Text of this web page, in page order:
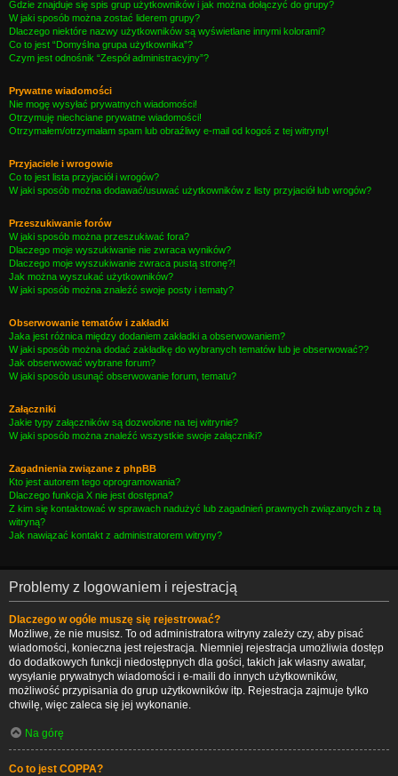
Gdzie znajduje się spis grup użytkowników i jak można dołączyć do grupy?
W jaki sposób można zostać liderem grupy?
Dlaczego niektóre nazwy użytkowników są wyświetlane innymi kolorami?
Co to jest “Domyślna grupa użytkownika”?
Czym jest odnośnik “Zespół administracyjny”?
Prywatne wiadomości
Nie mogę wysyłać prywatnych wiadomości!
Otrzymuję niechciane prywatne wiadomości!
Otrzymałem/otrzymałam spam lub obraźliwy e-mail od kogoś z tej witryny!
Przyjaciele i wrogowie
Co to jest lista przyjaciół i wrogów?
W jaki sposób można dodawać/usuwać użytkowników z listy przyjaciół lub wrogów?
Przeszukiwanie forów
W jaki sposób można przeszukiwać fora?
Dlaczego moje wyszukiwanie nie zwraca wyników?
Dlaczego moje wyszukiwanie zwraca pustą stronę?!
Jak można wyszukać użytkowników?
W jaki sposób można znaleźć swoje posty i tematy?
Obserwowanie tematów i zakładki
Jaka jest różnica między dodaniem zakładki a obserwowaniem?
W jaki sposób można dodać zakładkę do wybranych tematów lub je obserwować??
Jak obserwować wybrane forum?
W jaki sposób usunąć obserwowanie forum, tematu?
Załączniki
Jakie typy załączników są dozwolone na tej witrynie?
W jaki sposób można znaleźć wszystkie swoje załączniki?
Zagadnienia związane z phpBB
Kto jest autorem tego oprogramowania?
Dlaczego funkcja X nie jest dostępna?
Z kim się kontaktować w sprawach nadużyć lub zagadnień prawnych związanych z tą
witryną?
Jak nawiązać kontakt z administratorem witryny?
Problemy z logowaniem i rejestracją
Dlaczego w ogóle muszę się rejestrować?
Możliwe, że nie musisz. To od administratora witryny zależy czy, aby pisać
wiadomości, konieczna jest rejestracja. Niemniej rejestracja umożliwia dostęp
do dodatkowych funkcji niedostępnych dla gości, takich jak własny awatar,
wysyłanie prywatnych wiadomości i e-maili do innych użytkowników,
możliwość przypisania do grup użytkowników itp. Rejestracja zajmuje tylko
chwilę, więc zaleca się jej wykonanie.
Na górę
Co to jest COPPA?